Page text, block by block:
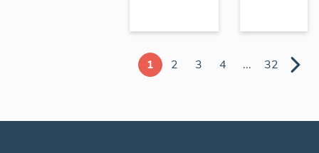
1 2 3 4 ... 32